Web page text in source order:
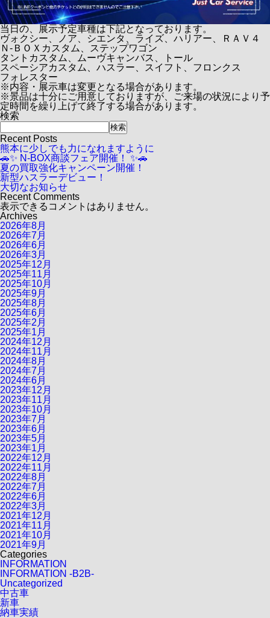
当日の、展示予定車種は下記となっております。
ヴォクシー、ノア、シエンタ、ライズ、ハリアー、ＲＡＶ４
Ｎ-ＢＯＸカスタム、ステップワゴン
タントカスタム、ムーヴキャンバス、トール
スペーシアカスタム、ハスラー、スイフト、フロンクス
フォレスター
※内容・展示車は変更となる場合があります。
※景品は十分にご用意しておりますが、ご来場の状況により予
定時間を繰り上げて終了する場合があります。
検索
検索
Recent Posts
熊本に少しでも力になれますように
🚗✨ N-BOX商談フェア開催！ ✨🚗
夏の買取強化キャンペーン開催！
新型ハスラーデビュー！
大切なお知らせ
Recent Comments
表示できるコメントはありません。
Archives
2026年8月
2026年7月
2026年6月
2026年3月
2025年12月
2025年11月
2025年10月
2025年9月
2025年8月
2025年6月
2025年2月
2025年1月
2024年12月
2024年11月
2024年8月
2024年7月
2024年6月
2023年12月
2023年11月
2023年10月
2023年7月
2023年6月
2023年5月
2023年1月
2022年12月
2022年11月
2022年8月
2022年7月
2022年6月
2022年3月
2021年12月
2021年11月
2021年10月
2021年9月
Categories
INFORMATION
INFORMATION -B2B-
Uncategorized
中古車
新車
納車実績